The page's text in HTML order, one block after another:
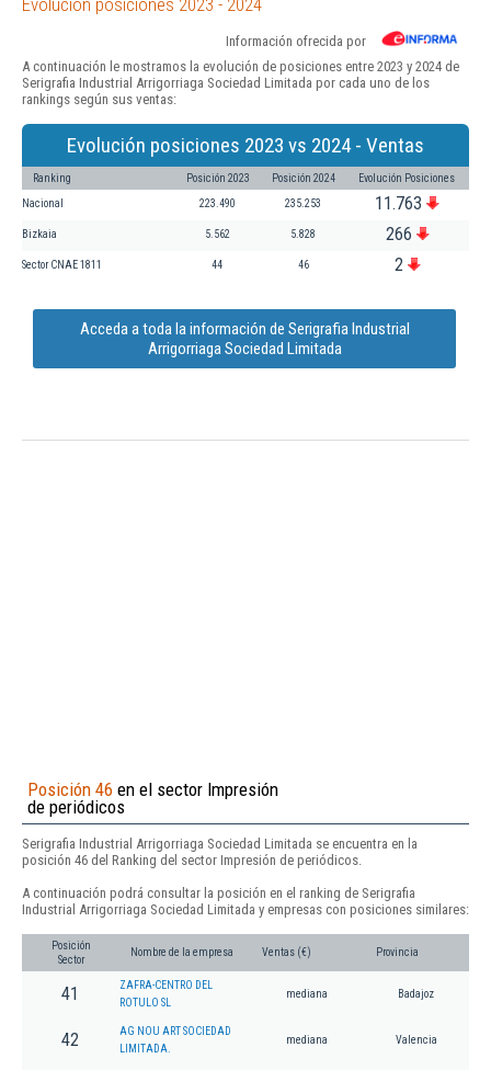
Información ofrecida por
A continuación le mostramos la evolución de posiciones entre 2023 y 2024 de
Serigrafia Industrial Arrigorriaga Sociedad Limitada por cada uno de los
rankings según sus ventas:
Evolución posiciones 2023 vs 2024 - Ventas
Ranking Posición 2023 Posición 2024 Evolución Posiciones
Nacional 223.490 235.253 11.763
Bizkaia 5.562 5.828 266
Sector CNAE 1811 44 46 2
Acceda a toda la información de Serigrafia Industrial
Arrigorriaga Sociedad Limitada
Posición 46 en el sector Impresión
de periódicos
Serigrafia Industrial Arrigorriaga Sociedad Limitada se encuentra en la
posición 46 del Ranking del sector Impresión de periódicos.
A continuación podrá consultar la posición en el ranking de Serigrafia
Industrial Arrigorriaga Sociedad Limitada y empresas con posiciones similares:
Posición
Sector
Nombre de la empresa Ventas (€) Provincia
41
ZAFRA-CENTRO DEL
ROTULO SL
mediana Badajoz
42
AG NOU ART SOCIEDAD
LIMITADA.
mediana Valencia